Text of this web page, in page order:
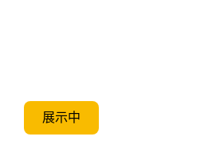
展示中